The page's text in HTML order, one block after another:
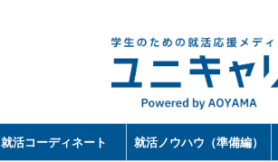
就活コーディネート 就活ノウハウ（準備編）